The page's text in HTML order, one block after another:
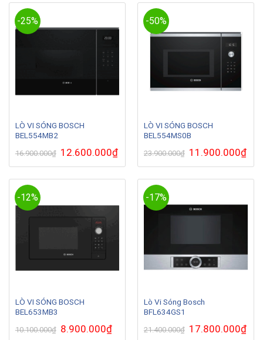
11.300.000₫.
-25%
LÒ VI SÓNG BOSCH
BEL554MB2
16.900.000₫ Giá
gốc
là:
12.600.000₫Giá
hiện
tại
12.600.000₫.
-50%
LÒ VI SÓNG BOSCH
BEL554MS0B
23.900.000₫ Giá
gốc
là:
11.900.000₫Giá
hiện
tại
-12%
LÒ VI SÓNG BOSCH
BEL653MB3
10.100.000₫ Giá
gốc
8.900.000₫Giá
hiện
-17%
Lò Vi Sóng Bosch
BFL634GS1
21.400.000₫ Giá
gốc
17.800.000₫Giá
hiện